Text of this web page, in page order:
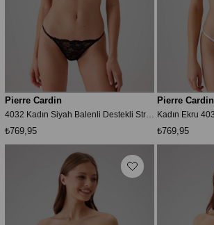
Pierre Cardin
4032 Kadın Siyah Balenli Destekli Straplez Sütyen Külot Takım Siyah
₺769,95
Pierre Cardin
₺769,95